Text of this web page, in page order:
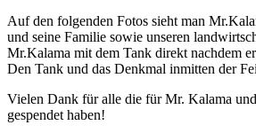
Auf den folgenden Fotos sieht man
und seine Familie sowie unseren
Mr.Kalama mit dem Tank direkt nachdem
Den Tank und das Denkmal inmitten der
Vielen Dank für alle die für Mr. Kalama
gespendet haben!